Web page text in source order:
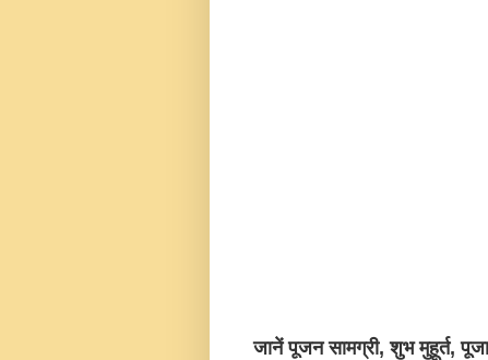
जानें पूजन सामग्री, शुभ मुहूर्त,